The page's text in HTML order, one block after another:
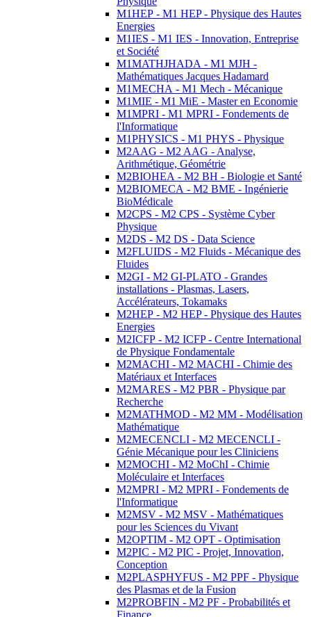
M1HEP - M1 HEP - Physique des Hautes
Energies
M1IES - M1 IES - Innovation, Entreprise
et Société
M1MATHJHADA - M1 MJH -
Mathématiques Jacques Hadamard
M1MECHA - M1 Mech - Mécanique
M1MIE - M1 MiE - Master en Economie
M1MPRI - M1 MPRI - Fondements de
l'Informatique
M1PHYSICS - M1 PHYS - Physique
M2AAG - M2 AAG - Analyse,
Arithmétique, Géométrie
M2BIOHEA - M2 BH - Biologie et Santé
M2BIOMECA - M2 BME - Ingénierie
BioMédicale
M2CPS - M2 CPS - Système Cyber
Physique
M2DS - M2 DS - Data Science
M2FLUIDS - M2 Fluids - Mécanique des
Fluides
M2GI - M2 GI-PLATO - Grandes
installations - Plasmas, Lasers,
Accélérateurs, Tokamaks
M2HEP - M2 HEP - Physique des Hautes
Energies
M2ICFP - M2 ICFP - Centre International
de Physique Fondamentale
M2MACHI - M2 MACHI - Chimie des
Matériaux et Interfaces
M2MARES - M2 PBR - Physique par
Recherche
M2MATHMOD - M2 MM - Modélisation
Mathématique
M2MECENCLI - M2 MECENCLI -
Génie Mécanique pour les Cliniciens
M2MOCHI - M2 MoChI - Chimie
Moléculaire et Interfaces
M2MPRI - M2 MPRI - Fondements de
l'Informatique
M2MSV - M2 MSV - Mathématiques
pour les Sciences du Vivant
M2OPTIM - M2 OPT - Optimisation
M2PIC - M2 PIC - Projet, Innovation,
Conception
M2PLASPHYFUS - M2 PPF - Physique
des Plasmas et de la Fusion
M2PROBFIN - M2 PF - Probabilités et
Finance